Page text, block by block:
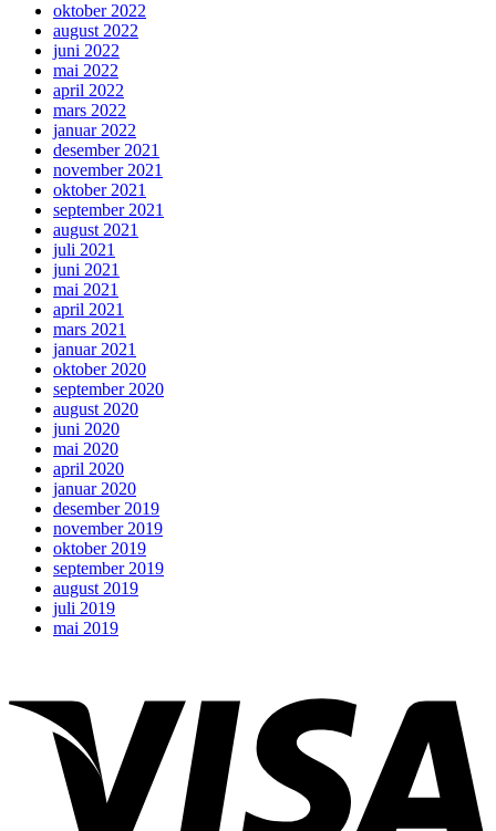
oktober 2022
august 2022
juni 2022
mai 2022
april 2022
mars 2022
januar 2022
desember 2021
november 2021
oktober 2021
september 2021
august 2021
juli 2021
juni 2021
mai 2021
april 2021
mars 2021
januar 2021
oktober 2020
september 2020
august 2020
juni 2020
mai 2020
april 2020
januar 2020
desember 2019
november 2019
oktober 2019
september 2019
august 2019
juli 2019
mai 2019